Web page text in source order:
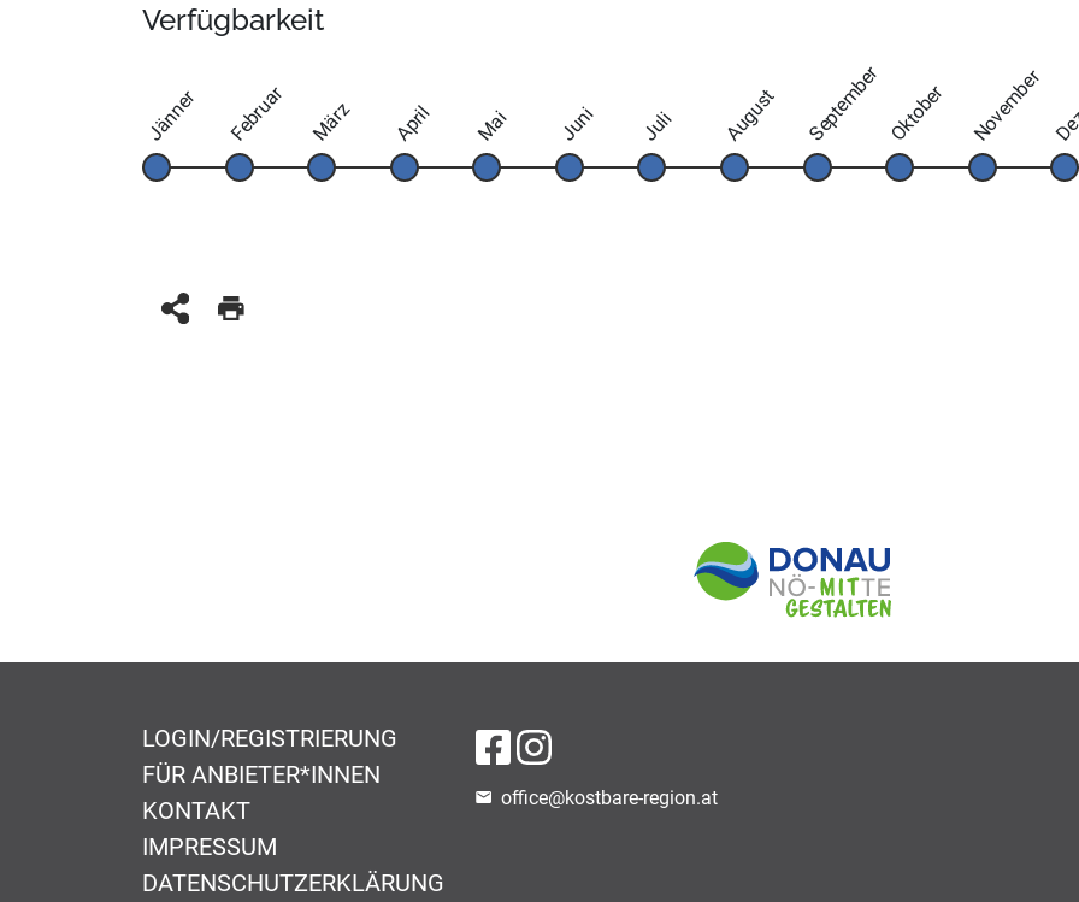
Verfügbarkeit
Jänner Februar März April Mai Juni Juli August September Oktober November
LOGIN/REGISTRIERUNG
FÜR ANBIETER*INNEN
KONTAKT
IMPRESSUM
DATENSCHUTZERKLÄRUNG
auf Facebook
auf Instagram
office@kostbare-region.at